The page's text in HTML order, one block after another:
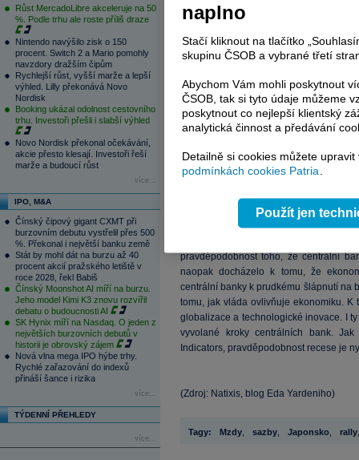
Růst MercadoLibre akceleruje na 50
%. Podle trhu ale roste příliš draze
Nintendo navýšilo zisk o 150
procent. Switch 2 a Mario pomohly
navzdory dražším čipům
Rychlejší růst, vyšší marže a lepší
výhled. Lilly překonává Novo
Nordisk
Booking ukázal odolnost cestovního
trhu. Investoři přešli i slabší výhled
Novo Nordisk překonal očekávání,
akcie přesto klesají. Investoři řeší
marže a budoucí růst
více...
IPO, M&A
Čínský čipový gigant CXMT při
burzovním debutu vystřelil přes 500
%. Překonal i největší banku země
Stát by mohl dát na burzu až 40
procent akcií pražského letiště v
roce 2028, řekl Babiš
Čínský Moonshot AI míří na burzu.
Jeho model Kimi K3 znovu rozvířil
debatu o budoucnosti AI
SK Hynix míří na Nasdaq. O jeden z
největších burzovních debutů v
historii je obrovský zájem
Nová vlna mega IPO hýbe trhy.
Rychlé zařazování do indexů
přináší šance i rizika
více...
TÝDENNÍ PŘEHLEDY
více...
Stejnému tématu se na svém blogu
pravděpodobnost toho, že centrální
naopak docházelo k tomu, že
centrální banky k prudkému šlápnutí na
tomu, jak vláda ovlivňuje ekonomiku. K
globalizace a technologické inovace. I
vyvolané kroky centrálních bank.
Indicators, pravděpodobnost recese je
(Zdroj: Natixis, blog Eda Yardeniho)
Tagy: Mzdy sazby Japonsko rally
naplno
Stačí kliknout na tlačítko
skupinu ČSOB a vybrané třetí
Abychom Vám mohli poskytnout
ČSOB, tak si tyto údaje můžeme
poskytnout co nejlepší klientský
analytická činnost a předávání
Detailně si cookies můžete
podmínkách cookies Patria
Použít jen